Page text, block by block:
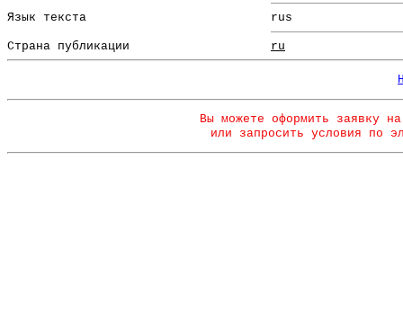
Язык текста rus
Страна публикации ru
Вы можете оформить заявку
или запросить условия по